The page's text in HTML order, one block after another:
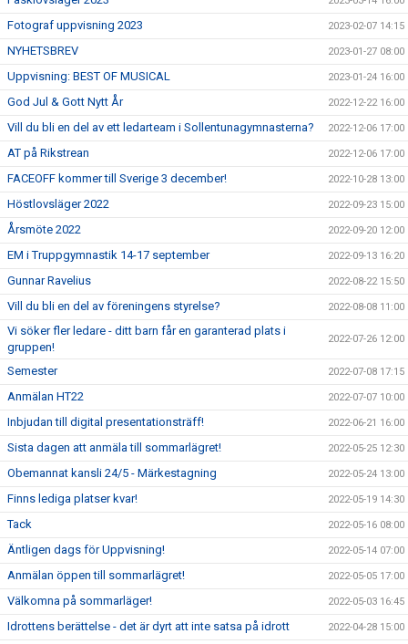
Fotograf uppvisning 2023 2023-02-07 14:15
NYHETSBREV 2023-01-27 08:00
Uppvisning: BEST OF MUSICAL 2023-01-24 16:00
God Jul & Gott Nytt År 2022-12-22 16:00
Vill du bli en del av ett ledarteam i Sollentunagymnasterna? 2022-12-06 17:00
AT på Rikstrean 2022-12-06 17:00
FACEOFF kommer till Sverige 3 december! 2022-10-28 13:00
Höstlovsläger 2022 2022-09-23 15:00
Årsmöte 2022 2022-09-20 12:00
EM i Truppgymnastik 14-17 september 2022-09-13 16:20
Gunnar Ravelius 2022-08-22 15:50
Vill du bli en del av föreningens styrelse? 2022-08-08 11:00
Vi söker fler ledare - ditt barn får en garanterad plats i
gruppen!
2022-07-26 12:00
Semester 2022-07-08 17:15
Anmälan HT22 2022-07-07 10:00
Inbjudan till digital presentationsträff! 2022-06-21 16:00
Sista dagen att anmäla till sommarlägret! 2022-05-25 12:30
Obemannat kansli 24/5 - Märkestagning 2022-05-24 13:00
Finns lediga platser kvar! 2022-05-19 14:30
Tack 2022-05-16 08:00
Äntligen dags för Uppvisning! 2022-05-14 07:00
Anmälan öppen till sommarlägret! 2022-05-05 17:00
Välkomna på sommarläger! 2022-05-03 16:45
Idrottens berättelse - det är dyrt att inte satsa på idrott 2022-04-28 15:00